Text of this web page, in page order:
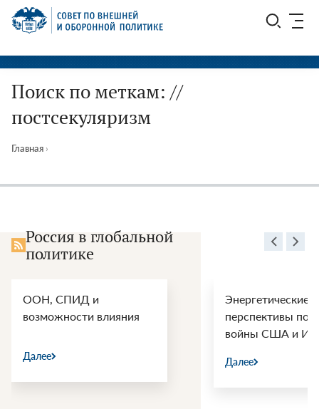
Перейти
СВОП
Поиск по меткам: //
постсекуляризм
Главная ›
Россия в глобальной
политике
ООН, СПИД и
возможности влияния
Далее
Энергетические
перспективы
войны США и
Далее